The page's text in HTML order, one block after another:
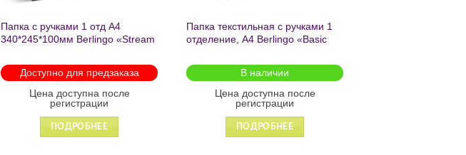
Папка с ручками 1 отд А4
340*245*100мм Berlingo «Stream
Доступно для предзаказа
Цена доступна после
регистрации
ПОДРОБНЕЕ
Папка текстильная с ручками 1
отделение, А4 Berlingo «Basic
на молнии2601
В наличии
Цена доступна после
регистрации
ПОДРОБНЕЕ